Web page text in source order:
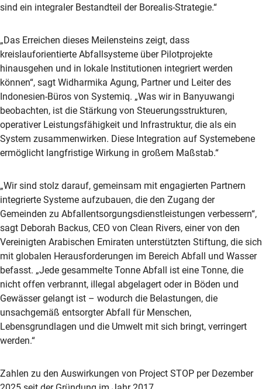
sind ein integraler Bestandteil der Borealis-Strategie.“
„Das Erreichen dieses Meilensteins zeigt, dass
kreislauforientierte Abfallsysteme über Pilotprojekte
hinausgehen und in lokale Institutionen integriert werden
können“, sagt Widharmika Agung, Partner und Leiter des
Indonesien-Büros von Systemiq. „Was wir in Banyuwangi
beobachten, ist die Stärkung von Steuerungsstrukturen,
operativer Leistungsfähigkeit und Infrastruktur, die als ein
System zusammenwirken. Diese Integration auf Systemebene
ermöglicht langfristige Wirkung in großem Maßstab.“
„Wir sind stolz darauf, gemeinsam mit engagierten Partnern
integrierte Systeme aufzubauen, die den Zugang der
Gemeinden zu Abfallentsorgungsdienstleistungen verbessern“,
sagt Deborah Backus, CEO von Clean Rivers, einer von den
Vereinigten Arabischen Emiraten unterstützten Stiftung, die sich
mit globalen Herausforderungen im Bereich Abfall und Wasser
befasst. „Jede gesammelte Tonne Abfall ist eine Tonne, die
nicht offen verbrannt, illegal abgelagert oder in Böden und
Gewässer gelangt ist – wodurch die Belastungen, die
unsachgemäß entsorgter Abfall für Menschen,
Lebensgrundlagen und die Umwelt mit sich bringt, verringert
werden.“
Zahlen zu den Auswirkungen von Project STOP per Dezember